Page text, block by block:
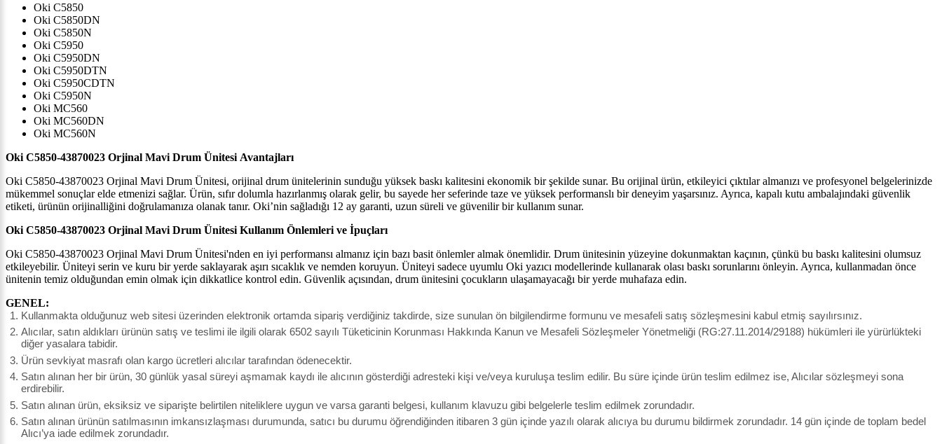
Oki C5850
Oki C5850DN
Oki C5850N
Oki C5950
Oki C5950DN
Oki C5950DTN
Oki C5950CDTN
Oki C5950N
Oki MC560
Oki MC560DN
Oki MC560N
Oki C5850-43870023 Orjinal Mavi Drum Ünitesi Avantajları
Oki C5850-43870023 Orjinal Mavi Drum Ünitesi, orijinal drum ünitelerinin sunduğu yüksek baskı kalitesini ekonomik bir şekilde sunar. Bu orijinal ürün, etkileyici çıktılar almanızı ve profesyonel belgelerinizde
mükemmel sonuçlar elde etmenizi sağlar. Ürün, sıfır dolumla hazırlanmış olarak gelir, bu sayede her seferinde taze ve yüksek performanslı bir deneyim yaşarsınız. Ayrıca, kapalı kutu ambalajındaki güvenlik
etiketi, ürünün orijinalliğini doğrulamanıza olanak tanır. Oki’nin sağladığı 12 ay garanti, uzun süreli ve güvenilir bir kullanım sunar.
Oki C5850-43870023 Orjinal Mavi Drum Ünitesi Kullanım Önlemleri ve İpuçları
Oki C5850-43870023 Orjinal Mavi Drum Ünitesi'nden en iyi performansı almanız için bazı basit önlemler almak önemlidir. Drum ünitesinin yüzeyine dokunmaktan kaçının, çünkü bu baskı kalitesini olumsuz
etkileyebilir. Üniteyi serin ve kuru bir yerde saklayarak aşırı sıcaklık ve nemden koruyun. Üniteyi sadece uyumlu Oki yazıcı modellerinde kullanarak olası baskı sorunlarını önleyin. Ayrıca, kullanmadan önce
ünitenin temiz olduğundan emin olmak için dikkatlice kontrol edin. Güvenlik açısından, drum ünitesini çocukların ulaşamayacağı bir yerde muhafaza edin.
GENEL:
Kullanmakta olduğunuz web sitesi üzerinden elektronik ortamda sipariş verdiğiniz takdirde, size sunulan ön bilgilendirme formunu ve mesafeli satış sözleşmesini kabul etmiş sayılırsınız.
Alıcılar, satın aldıkları ürünün satış ve teslimi ile ilgili olarak 6502 sayılı Tüketicinin Korunması Hakkında Kanun ve Mesafeli Sözleşmeler Yönetmeliği (RG:27.11.2014/29188) hükümleri ile yürürlükteki
diğer yasalara tabidir.
Ürün sevkiyat masrafı olan kargo ücretleri alıcılar tarafından ödenecektir.
Satın alınan her bir ürün, 30 günlük yasal süreyi aşmamak kaydı ile alıcının gösterdiği adresteki kişi ve/veya kuruluşa teslim edilir. Bu süre içinde ürün teslim edilmez ise, Alıcılar sözleşmeyi sona
erdirebilir.
Satın alınan ürün, eksiksiz ve siparişte belirtilen niteliklere uygun ve varsa garanti belgesi, kullanım klavuzu gibi belgelerle teslim edilmek zorundadır.
Satın alınan ürünün satılmasının imkansızlaşması durumunda, satıcı bu durumu öğrendiğinden itibaren 3 gün içinde yazılı olarak alıcıya bu durumu bildirmek zorundadır. 14 gün içinde de toplam bedel
Alıcı’ya iade edilmek zorundadır.